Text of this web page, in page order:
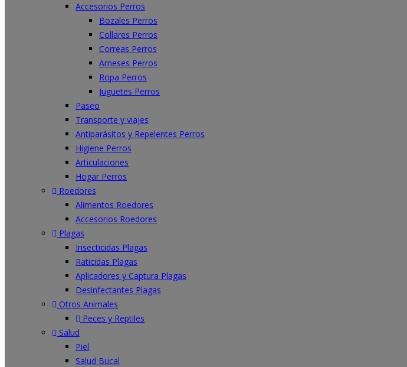
Accesorios Perros
Bozales Perros
Collares Perros
Correas Perros
Arneses Perros
Ropa Perros
Juguetes Perros
Paseo
Transporte y viajes
Antiparásitos y Repelentes Perros
Higiene Perros
Articulaciones
Hogar Perros
Roedores
Alimentos Roedores
Accesorios Roedores
Plagas
Insecticidas Plagas
Raticidas Plagas
Aplicadores y Captura Plagas
Desinfectantes Plagas
Otros Animales
Peces y Reptiles
Salud
Piel
Salud Bucal